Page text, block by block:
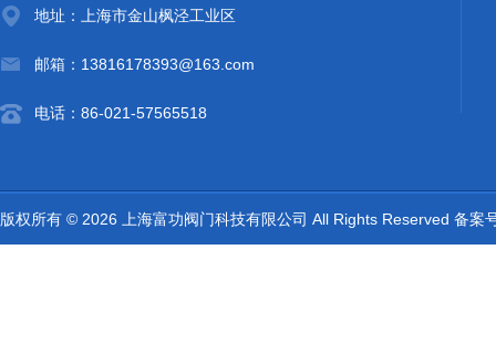
地址：上海市金山枫泾工业区
邮箱：13816178393@163.com
电话：86-021-57565518
版权所有 © 2026 上海富功阀门科技有限公司 All Rights Reserved 备案